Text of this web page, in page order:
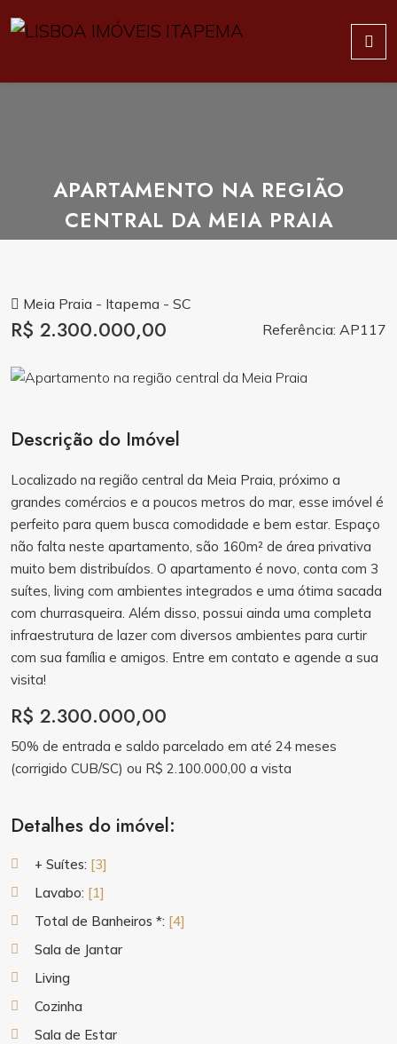
APARTAMENTO NA REGIÃO
CENTRAL DA MEIA PRAIA
Meia Praia - Itapema - SC
R$ 2.300.000,00 Referência: AP117
Descrição do Imóvel
Localizado na região central da Meia Praia, próximo a
grandes comércios e a poucos metros do mar, esse imóvel é
perfeito para quem busca comodidade e bem estar. Espaço
não falta neste apartamento, são 160m² de área privativa
muito bem distribuídos. O apartamento é novo, conta com 3
suítes, living com ambientes integrados e uma ótima sacada
com churrasqueira. Além disso, possui ainda uma completa
infraestrutura de lazer com diversos ambientes para curtir
com sua família e amigos. Entre em contato e agende a sua
visita!
R$ 2.300.000,00
50% de entrada e saldo parcelado em até 24 meses
(corrigido CUB/SC) ou R$ 2.100.000,00 a vista
Detalhes do imóvel:
+ Suítes: [3]
Lavabo: [1]
Total de Banheiros *: [4]
Sala de Jantar
Living
Cozinha
Sala de Estar